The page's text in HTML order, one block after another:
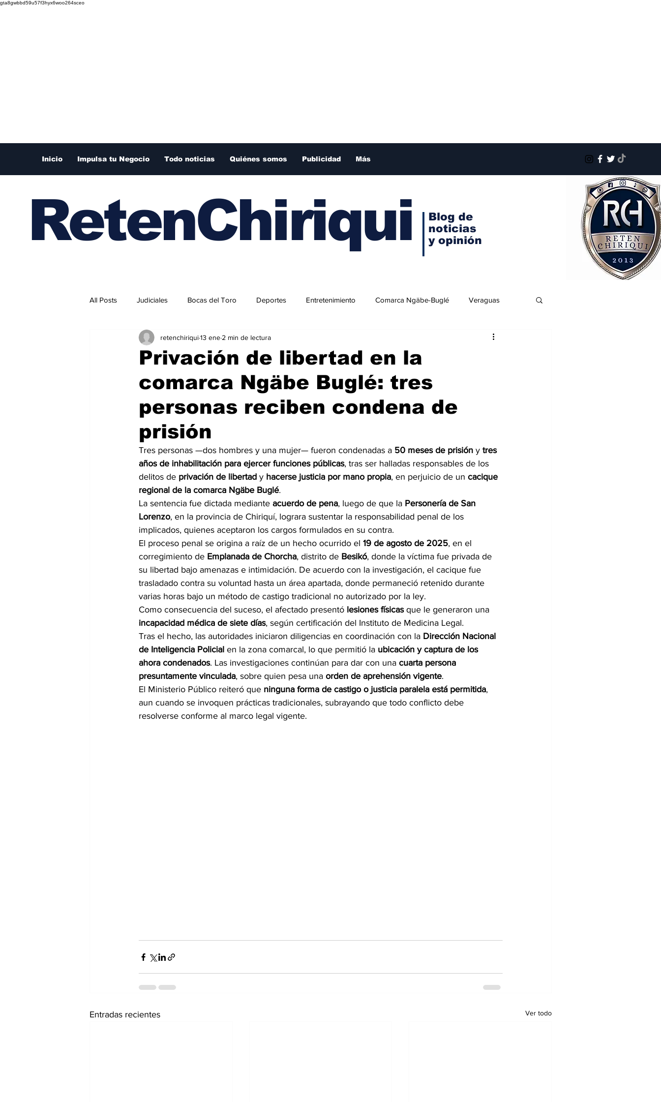
gta8gwbbd59u57f3hyx6woo264sceo
Inicio Impulsa tu Negocio Todo noticias Quiénes somos Publicidad Más
RetenChiriqui
Blog de
noticias
y opinión
All Posts Judiciales Bocas del Toro Deportes Entretenimiento Comarca Ngäbe-Buglé Veraguas
Internacionales
Privación de libertad en la
comarca Ngäbe Buglé: tres
personas reciben condena de
prisión
retenchiriqui13 ene 2 min de lectura
Tres personas —dos hombres y una mujer— fueron condenadas a 50 meses de prisión y tres
años de inhabilitación para ejercer funciones públicas, tras ser halladas responsables de los
delitos de privación de libertad y hacerse justicia por mano propia, en perjuicio de un cacique
regional de la comarca Ngäbe Buglé.
La sentencia fue dictada mediante acuerdo de pena, luego de que la Personería de San
Lorenzo, en la provincia de Chiriquí, lograra sustentar la responsabilidad penal de los
implicados, quienes aceptaron los cargos formulados en su contra.
El proceso penal se origina a raíz de un hecho ocurrido el 19 de agosto de 2025, en el
corregimiento de Emplanada de Chorcha, distrito de Besikó, donde la víctima fue privada de
su libertad bajo amenazas e intimidación. De acuerdo con la investigación, el cacique fue
trasladado contra su voluntad hasta un área apartada, donde permaneció retenido durante
varias horas bajo un método de castigo tradicional no autorizado por la ley.
Como consecuencia del suceso, el afectado presentó lesiones físicas que le generaron una
incapacidad médica de siete días, según certificación del Instituto de Medicina Legal.
Tras el hecho, las autoridades iniciaron diligencias en coordinación con la Dirección Nacional
de Inteligencia Policial en la zona comarcal, lo que permitió la ubicación y captura de los
ahora condenados. Las investigaciones continúan para dar con una cuarta persona
presuntamente vinculada, sobre quien pesa una orden de aprehensión vigente.
El Ministerio Público reiteró que ninguna forma de castigo o justicia paralela está permitida,
aun cuando se invoquen prácticas tradicionales, subrayando que todo conflicto debe
resolverse conforme al marco legal vigente.
Entradas recientes Ver todo